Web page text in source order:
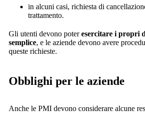
in alcuni casi, richiesta di
trattamento.
Gli utenti devono poteresercitare i propri
semplice, e le aziende devono avere
queste richieste.
Obblighi per le aziende
Anche le PMI devono considerare alcune